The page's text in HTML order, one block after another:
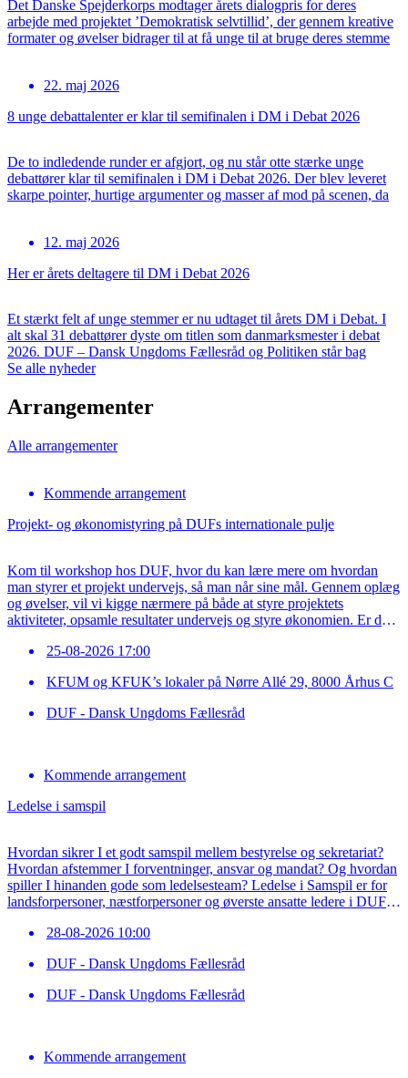
Det Danske Spejderkorps modtager årets dialogpris for deres
arbejde med projektet ’Demokratisk selvtillid’, der gennem kreative
formater og øvelser bidrager til at få unge til at bruge deres stemme
selvtillid’, der skabte nye rammer for dialog mellem unge og
...
22. maj 2026
8 unge debattalenter er klar til semifinalen i DM i Debat 2026
De to indledende runder er afgjort, og nu står otte stærke unge
debattører klar til semifinalen i DM i Debat 2026. Der blev leveret
skarpe pointer, hurtige argumenter og masser af mod på scenen, da
mens dommerpanelet bestående af Dennis Nørremark, Susan
...
12. maj 2026
Her er årets deltagere til DM i Debat 2026
Et stærkt felt af unge stemmer er nu udtaget til årets DM i Debat. I
alt skal 31 debattører dyste om titlen som danmarksmester i debat
2026. DUF – Dansk Ungdoms Fællesråd og Politiken står bag
udvælgelsen, som i år byder på et bredt sammensat deltagerfelt.
medlemsorganisationer og […]
...
Se alle nyheder
Arrangementer
Alle arrangementer
Kommende arrangement
Projekt- og økonomistyring på DUFs internationale pulje
Kom til workshop hos DUF, hvor du kan lære mere om hvordan
man styrer et projekt undervejs, så man når sine mål. Gennem oplæg
og øvelser, vil vi kigge nærmere på både at styre projektets
aktiviteter, opsamle resultater undervejs og styre økonomien. Er du
25-08-2026 17:00
KFUM og KFUK’s lokaler på Nørre Allé 29, 8000 Århus C
DUF - Dansk Ungdoms Fællesråd
Kommende arrangement
Ledelse i samspil
Hvordan sikrer I et godt samspil mellem bestyrelse og sekretariat?
Hvordan afstemmer I forventninger, ansvar og mandat? Og hvordan
spiller I hinanden gode som ledelsesteam? Ledelse i Samspil er for
landsforpersoner, næstforpersoner og øverste ansatte ledere i DUFs
ledelsesteam, så I kan få fælles inspiration og fælles […]
28-08-2026 10:00
DUF - Dansk Ungdoms Fællesråd
DUF - Dansk Ungdoms Fællesråd
Kommende arrangement